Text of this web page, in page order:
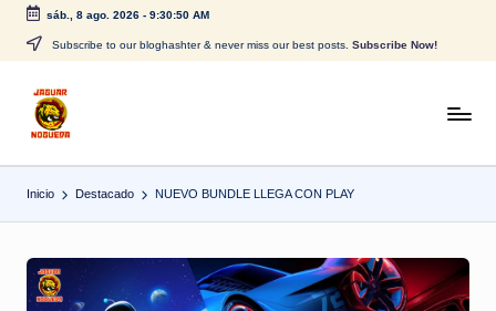
Saltar
contenido
sáb., 8 ago. 2026- 9:30:50 AM
Subscribe to our bloghashter & never miss our best posts. Subscribe Now!
J
a
g
a
CONTENIDO
Inicio Destacado NUEVO BUNDLE LLEGA CON PLAY